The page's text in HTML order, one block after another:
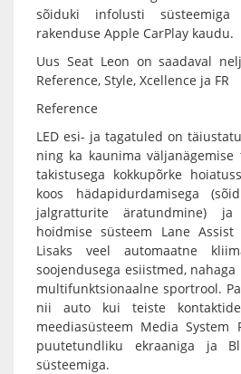
sõiduki infolusti
rakenduse Apple CarPlay kaudu.
Uus Seat Leon on saadaval
Reference, Style, Xcellence ja FR
Reference
LED esi- ja tagatuled on
ning ka kaunima väljanägemise
takistusega kokkupõrke
koos hädapidurdamisega
jalgratturite äratundmine) ja
hoidmise süsteem Lane Assist
Lisaks veel automaatne
soojendusega esiistmed,
multifunktsionaalne sportrool.
nii auto kui teiste
meediasüsteem Media System
puutetundliku ekraaniga ja
süsteemiga.